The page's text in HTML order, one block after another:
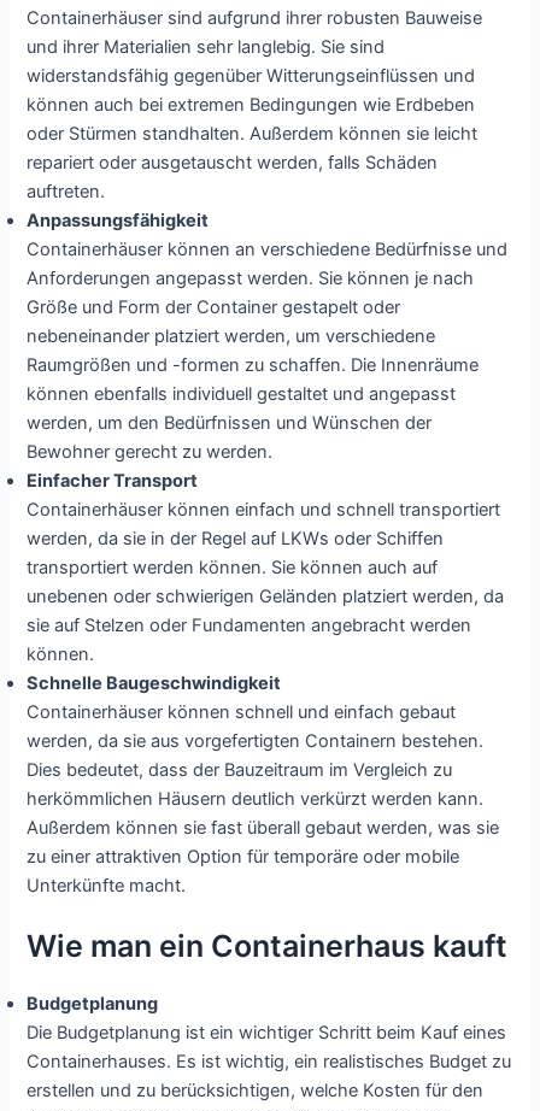
Containerhäuser sind aufgrund ihrer robusten Bauweise
und ihrer Materialien sehr langlebig. Sie sind
widerstandsfähig gegenüber Witterungseinflüssen und
können auch bei extremen Bedingungen wie Erdbeben
oder Stürmen standhalten. Außerdem können sie leicht
repariert oder ausgetauscht werden, falls Schäden
auftreten.
Anpassungsfähigkeit
Containerhäuser können an verschiedene Bedürfnisse und
Anforderungen angepasst werden. Sie können je nach
Größe und Form der Container gestapelt oder
nebeneinander platziert werden, um verschiedene
Raumgrößen und -formen zu schaffen. Die Innenräume
können ebenfalls individuell gestaltet und angepasst
werden, um den Bedürfnissen und Wünschen der
Bewohner gerecht zu werden.
Einfacher Transport
Containerhäuser können einfach und schnell transportiert
werden, da sie in der Regel auf LKWs oder Schiffen
transportiert werden können. Sie können auch auf
unebenen oder schwierigen Geländen platziert werden, da
sie auf Stelzen oder Fundamenten angebracht werden
können.
Schnelle Baugeschwindigkeit
Containerhäuser können schnell und einfach gebaut
werden, da sie aus vorgefertigten Containern bestehen.
Dies bedeutet, dass der Bauzeitraum im Vergleich zu
herkömmlichen Häusern deutlich verkürzt werden kann.
Außerdem können sie fast überall gebaut werden, was sie
zu einer attraktiven Option für temporäre oder mobile
Unterkünfte macht.
Wie man ein Containerhaus kauft
Budgetplanung
Die Budgetplanung ist ein wichtiger Schritt beim Kauf eines
Containerhauses. Es ist wichtig, ein realistisches Budget zu
erstellen und zu berücksichtigen, welche Kosten für den